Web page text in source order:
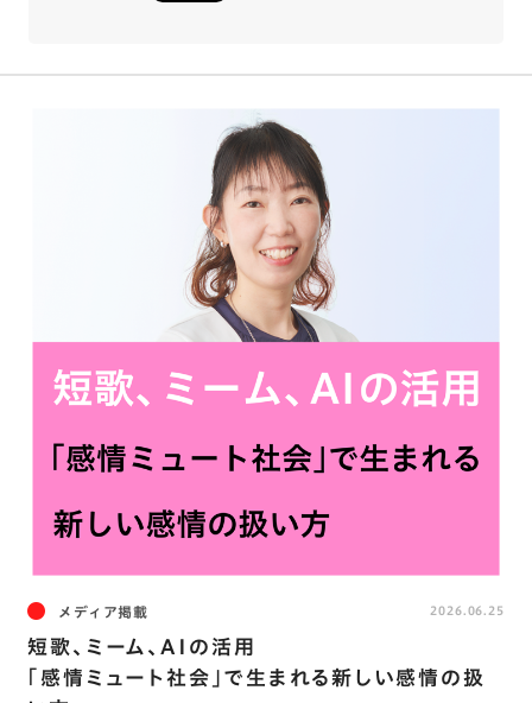
メディア掲載
短歌、ミーム、AIの活用
｢感情ミュート社会｣で生まれる新しい感情の扱
2026.06.25